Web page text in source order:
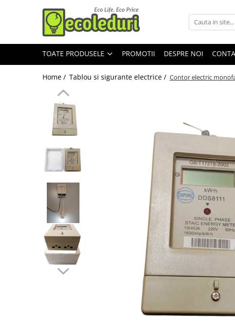
Toate Produsele
Surse de iluminat
Surse de iluminat
Bec Color led
Bec incandescent (Clasic)
Becuri Led
Becuri & lampi led cu fasung
Ghirlande luminoase
Tub Neon Fluorescent (Clasic)
Tub Neon LED
Lampi solare
Corpuri de iluminat
Corpuri de iluminat
TOATE PRODUSELE PROMOTII DESPRE NOI
Home / Tablou si sigurante electrice / Contor electric